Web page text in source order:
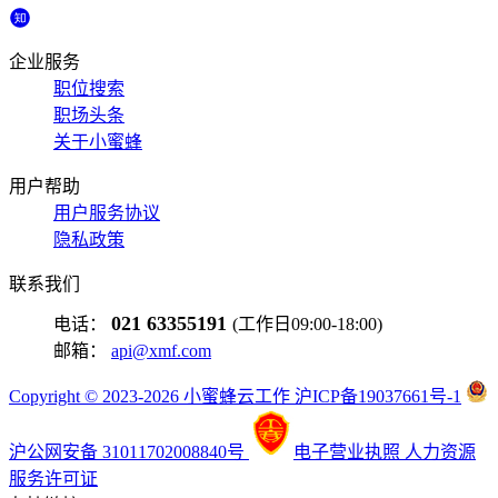
企业服务
职位搜索
职场头条
关于小蜜蜂
用户帮助
用户服务协议
隐私政策
联系我们
电话： 021 63355191 (工作日09:00-18:00)
邮箱： api@xmf.com
Copyright © 2023-2026 小蜜蜂云工作 沪ICP备19037661号-1
沪公网安备 31011702008840号 电子营业执照 人力资源
服务许可证